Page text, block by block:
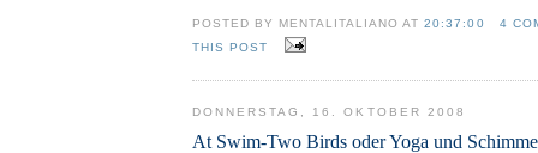
POSTED BY MENTALITALIANO AT20:37:00
4
THIS POST
DONNERSTAG, 16. OKTOBER 2008
At Swim-Two Birds oder Yoga und